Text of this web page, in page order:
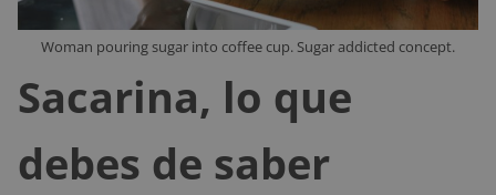
Woman pouring sugar into coffee cup. Sugar addicted concept.
Sacarina, lo que
debes de saber